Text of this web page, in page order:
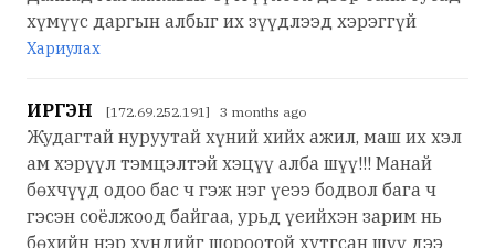
хүмүүс даргын албыг их зүүдлээд хэрэггүй
Хариулах
ИРГЭН [172.69.252.191] 3 months ago
Жудагтай нуруутай хүний хийх ажил, маш их хэл
ам хэрүүл тэмцэлтэй хэцүү алба шүү!!! Манай
бөхчүүд одоо бас ч гэж нэг үеээ бодвол бага ч
гэсэн соёлжоод байгаа, урьд үеийхэн зарим нь
бөхийн нэр хүндийг шороотой хутгсан шүү дээ